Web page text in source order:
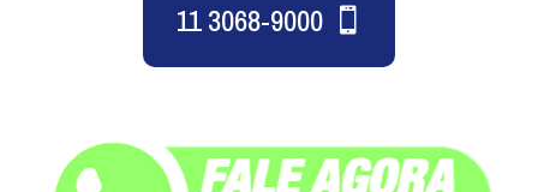
11 3068-9000